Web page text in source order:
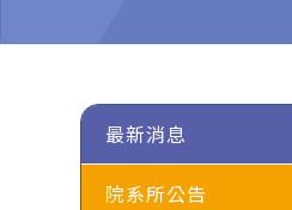
最新消息
院系所公告